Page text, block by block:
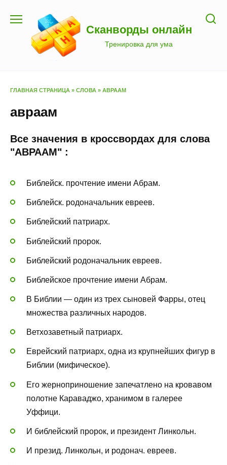
содержанию
Сканворды онлайн
Тренировка для ума
ГЛАВНАЯ СТРАНИЦА » СЛОВА » АВРААМ
авраам
Все значения в кроссвордах для слова
"АВРААМ" :
Библейск. прочтение имени Абрам.
Библейск. родоначальник евреев.
Библейский патриарх.
Библейский пророк.
Библейский родоначальник евреев.
Библейское прочтение имени Абрам.
В Библии — один из трех сыновей Фарры, отец
множества различных народов.
Ветхозаветный патриарх.
Еврейский патриарх, одна из крупнейших фигур в
Библии (мифическое).
Его жерноприношение запечатлено на кровавом
полотне Караваджо, хранимом в галерее
Уффици.
И библейский пророк, и президент Линкольн.
И презид. Линкольн, и родонач. евреев.